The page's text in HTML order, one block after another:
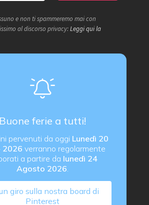
Buone ferie a tutti!
pervenuti da oggi Lunedì 20
2026 verranno regolarmente
a partire da lunedì 24
Agosto 2026.
giro sulla nostra board di
Pinterest
e non ti spammeremo mai con
al discorso privacy:Leggi qui la
sostenibile
di carbonio